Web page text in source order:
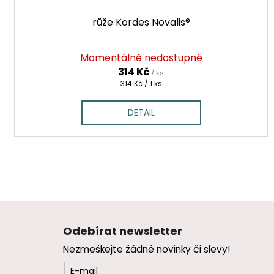
růže Kordes Novalis®
Momentálně nedostupné
314 Kč / ks
Měrná
314 Kč / 1 ks
DETAIL
Odebírat newsletter
Nezmeškejte žádné novinky či slevy!
E-mail